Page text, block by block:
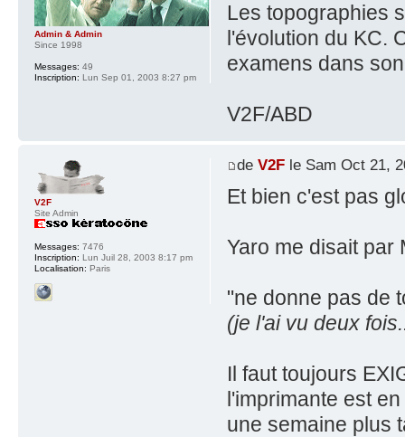
Les topographies
l'évolution du KC.
examens dans
V2F/ABD
Admin & Admin
Since 1998
Messages: 49
Inscription: Lun Sep 01, 2003 8:27 pm
de V2Fle Sam Oct 21,
Et bien c'est pas
Yaro me disait par
"ne donne pas de
(je l'ai vu deux
Il faut toujours
l'imprimante est
une semaine plus
V2F
Site Admin
Messages: 7476
Inscription: Lun Juil 28, 2003 8:17 pm
Localisation: Paris